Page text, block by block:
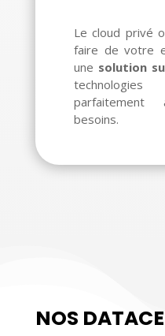
Le cloud privé
faire de votre
une solution
besoins.
NOS